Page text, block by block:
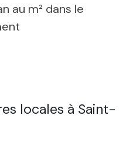
au m² dans le
locales à Saint-